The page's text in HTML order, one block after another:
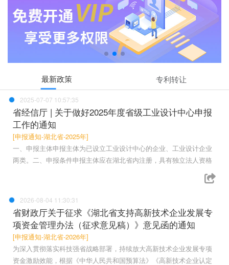
最新政策 专利转让
2025-07-07 10:57:35
省经信厅 | 关于做好2025年度省级工业设计中心申报
工作的通知
[申报通知-湖北省-2025年]
一、申报主体申报主体为已设立工业设计中心的企业、工业设计企业
两类。二、申报条件申报主体应在湖北省内注册，具有独立法人资格
2026-08-04 11:30:31
省财政厅关于征求《湖北省支持高新技术企业发展专
项资金管理办法（征求意见稿）》意见函的通知
[申报通知-湖北省-2026年]
为深入贯彻落实科技强省战略部署，持续放大高新技术企业发展专项
资金激励效能，根据《中华人民共和国预算法》《高新技术企业认定